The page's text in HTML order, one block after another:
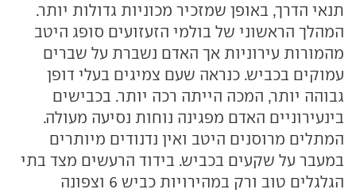
תנאי הדרך, באופן שמזכיר מכוניות גדולות יותר.
המהלך הראשוני של בולמי הזעזועים סופג היטב
מהמורות עירוניות אך האדם נשברת על שברים
עמוקים בכביש. כנראה שעם צמיגים בעלי דופן
גבוהה יותר, המכה הייתה רכה יותר. בכבישים
בינעירוניים האדם מפגינה נוחות נסיעה מעולה.
המתלים מרוסנים היטב ואין נדנודים מיותרים
במעבר על שקעים בכביש. בידוד הרעשים מצד בתי
הגלגלים טוב ורק במהירויות כביש 6 וצפונה